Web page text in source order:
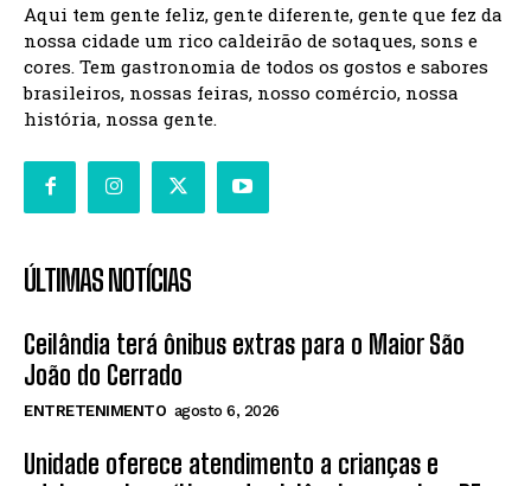
Aqui tem gente feliz, gente diferente, gente que fez da
nossa cidade um rico caldeirão de sotaques, sons e
cores. Tem gastronomia de todos os gostos e sabores
brasileiros, nossas feiras, nosso comércio, nossa
história, nossa gente.
ÚLTIMAS NOTÍCIAS
Ceilândia terá ônibus extras para o Maior São
João do Cerrado
ENTRETENIMENTO agosto 6, 2026
Unidade oferece atendimento a crianças e